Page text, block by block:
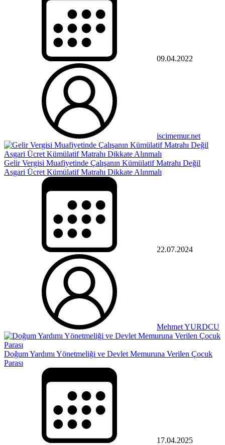
09.04.2022
iscimemur.net
Gelir Vergisi Muafiyetinde Çalışanın Kümülatif Matrahı Değil
Asgari Ücret Kümülatif Matrahı Dikkate Alınmalı
22.07.2024
Mehmet YURDCU
Doğum Yardımı Yönetmeliği ve Devlet Memuruna Verilen Çocuk
Parası
17.04.2025